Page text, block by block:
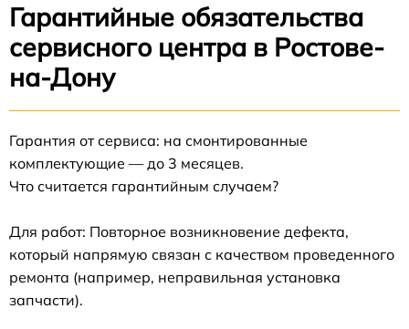
Гарантийные обязательства
сервисного центра в Ростове-
на-Дону
Гарантия от сервиса: на смонтированные
комплектующие — до 3 месяцев.
Что считается гарантийным случаем?
Для работ: Повторное возникновение дефекта,
который напрямую связан с качеством проведенного
ремонта (например, неправильная установка
запчасти).